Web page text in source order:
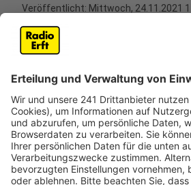
Veröffentlicht: Mittwoch, 24.11.2021
Anzeige
In dem Song und dem Video
eigene Erfahrungen mit Gewalt in
außerdem will sie Frauen Mut
psychische und physische Gewalt
Videos hat Sarah Bora im
der Ratssaal wurde dabei zum